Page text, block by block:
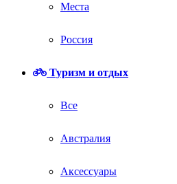
Места
Россия
Туризм и отдых
Все
Австралия
Аксессуары